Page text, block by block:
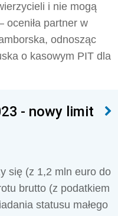
i nie mogą
oceniła partner w
odnosząc
o kasowym PIT dla
- nowy limit
się (z 1,2 mln euro do
brutto (z podatkiem
statusu małego